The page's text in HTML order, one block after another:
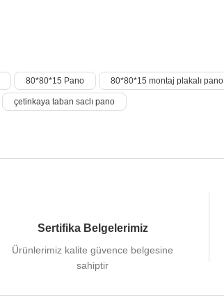
80*80*15 Pano 80*80*15 montaj plakalı pano
çetinkaya taban saclı pano
Sertifika Belgelerimiz
Ürünlerimiz kalite güvence belgesine
sahiptir